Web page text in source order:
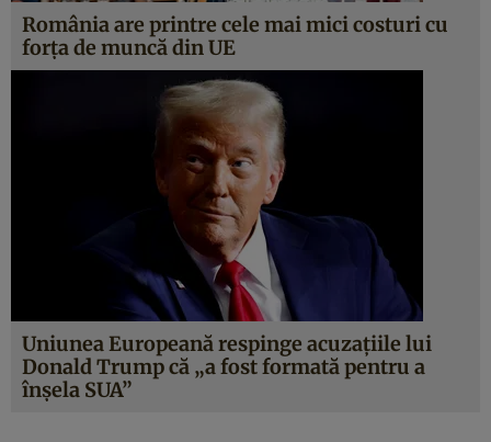
România are printre cele mai mici costuri cu
forța de muncă din UE
Uniunea Europeană respinge acuzațiile lui
Donald Trump că „a fost formată pentru a
înșela SUA”